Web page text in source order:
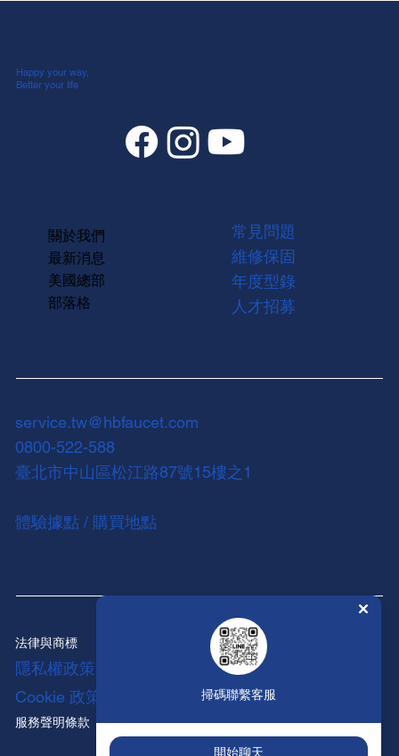
service.tw@hbfaucet.com
0800-522-588
臺北市中山區松江路87號15樓之1
體驗據點 / 購買地點
Happy your way,
Better your life
關於我們
最新消息
美國總部
部落格
常見問題
維修保固
年度型錄
人才招募
法律與商標
隱私權政策
Cookie 政策
服務聲明條款
掃碼聯繫客服
開始聊天